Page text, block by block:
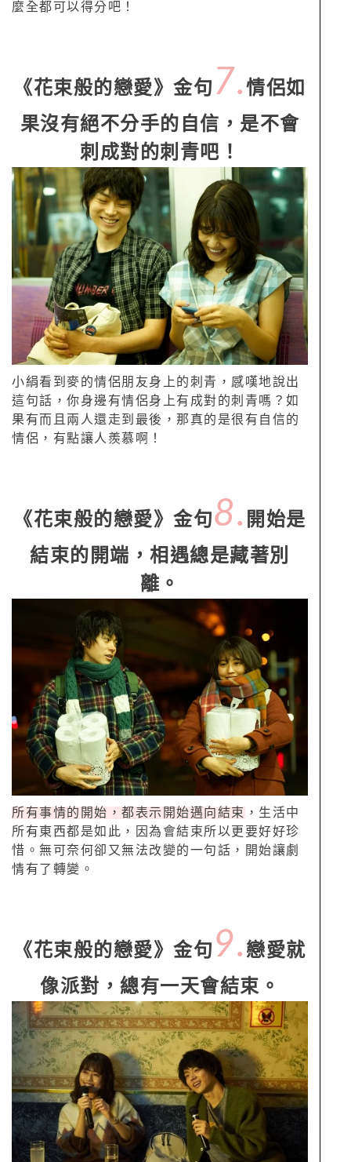
麼全都可以得分吧！
《花束般的戀愛》金句 7.情侶如
果沒有絕不分手的自信，是不會
刺成對的刺青吧！
小絹看到麥的情侶朋友身上的刺青，感嘆地說出
這句話，你身邊有情侶身上有成對的刺青嗎？如
果有而且兩人還走到最後，那真的是很有自信的
情侶，有點讓人羨慕啊！
《花束般的戀愛》金句8. 開始是
結束的開端，相遇總是藏著別
離。
所有事情的開始，都表示開始邁向結束 ，生活中
所有東西都是如此，因為會結束所以更要好好珍
惜。無可奈何卻又無法改變的一句話，開始讓劇
情有了轉變。
《花束般的戀愛》金句 9. 戀愛就
像派對，總有一天會結束。